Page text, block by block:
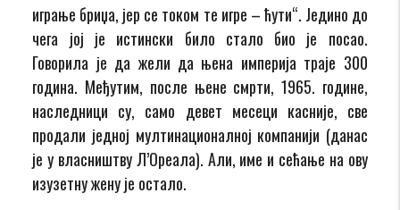
играње бриџа, јер се током те игре – ћути“. Једино до
чега јој је истински било стало био је посао.
Говорила је да жели да њена империја траје 300
година. Међутим, после њене смрти, 1965. године,
наследници су, само девет месеци касније, све
продали једној мултинационалној компанији (данас
је у власништву Л’Oреала). Али, име и сећање на ову
изузетну жену је остало.